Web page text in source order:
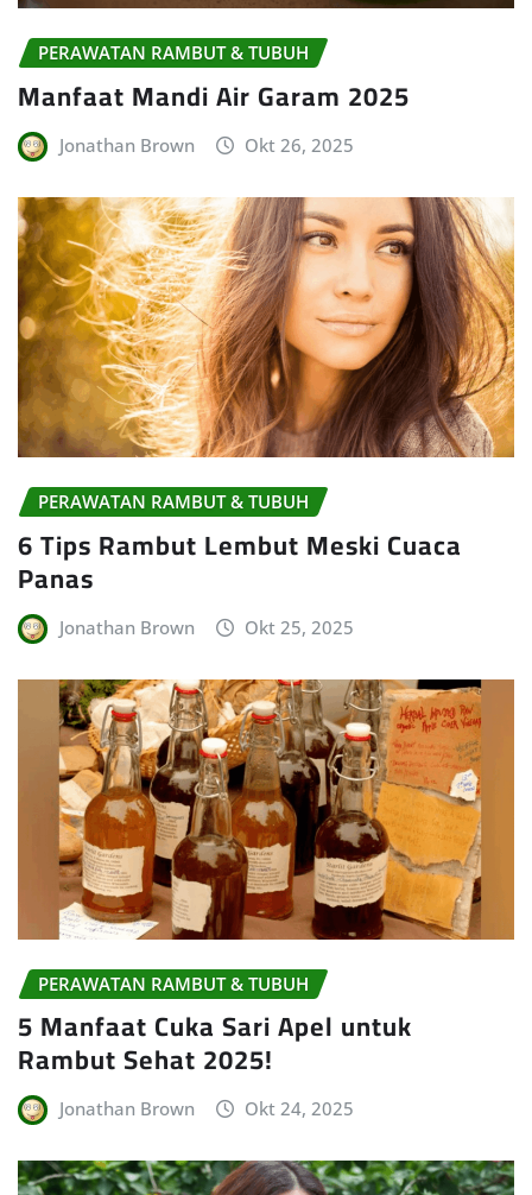
PERAWATAN RAMBUT & TUBUH
Manfaat Mandi Air Garam 2025
Jonathan Brown Okt 26, 2025
PERAWATAN RAMBUT & TUBUH
6 Tips Rambut Lembut Meski Cuaca
Panas
Jonathan Brown Okt 25, 2025
PERAWATAN RAMBUT & TUBUH
5 Manfaat Cuka Sari Apel untuk
Rambut Sehat 2025!
Jonathan Brown Okt 24, 2025